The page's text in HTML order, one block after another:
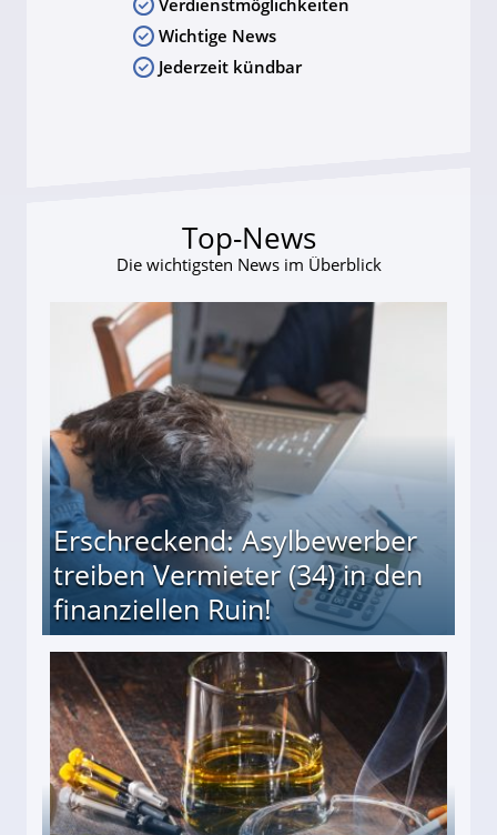
Wichtige News
Jederzeit kündbar
Top-News
Die wichtigsten News im Überblick
Erschreckend: Asylbewerber
treiben Vermieter (34) in den
finanziellen Ruin!
(34) in den finanziellen Ruin!